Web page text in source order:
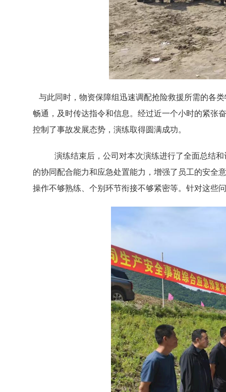
与此同时，物资保障组迅速调配抢险救援所需的各
畅通，及时传达指令和信息。经过近一个小时的紧张
控制了事故发展态势，演练取得圆满成功。
演练结束后，公司对本次演练进行了全面总结
的协同配合能力和应急处置能力，增强了员工的安全
操作不够熟练、个别环节衔接不够紧密等。针对这些